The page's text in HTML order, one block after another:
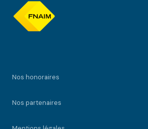
Nos honoraires
Nos partenaires